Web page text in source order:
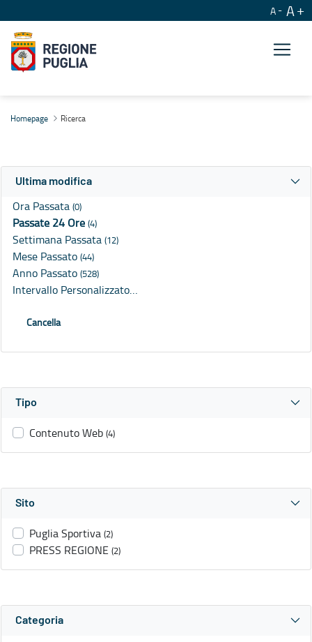
A A
Homepage Ricerca
Ultima modifica
Ora Passata (0)
Passate 24 Ore (4)
Settimana Passata (12)
Mese Passato (44)
Anno Passato (528)
Intervallo Personalizzato…
Cancella
Tipo
Contenuto Web (4)
Sito
Puglia Sportiva (2)
PRESS REGIONE (2)
Categoria